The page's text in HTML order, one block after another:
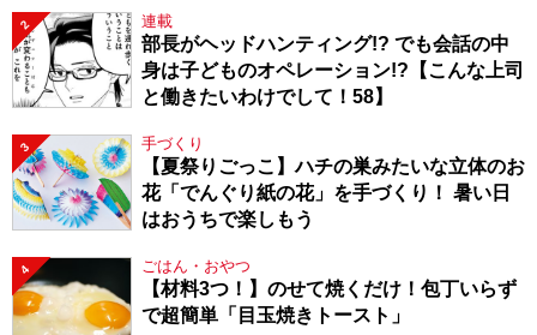
2 連載
部長がヘッドハンティング!? でも会話の中
身は子どものオペレーション!?【こんな上司
と働きたいわけでして！58】
3 手づくり
【夏祭りごっこ】ハチの巣みたいな立体のお
花「でんぐり紙の花」を手づくり！ 暑い日
はおうちで楽しもう
4 ごはん・おやつ
【材料3つ！】のせて焼くだけ！包丁いらず
で超簡単「目玉焼きトースト」